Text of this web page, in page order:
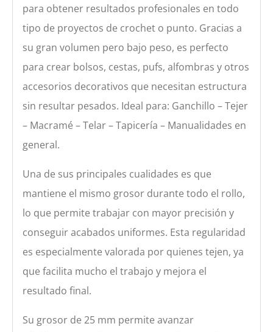
para obtener resultados profesionales en todo
tipo de proyectos de crochet o punto. Gracias a
su gran volumen pero bajo peso, es perfecto
para crear bolsos, cestas, pufs, alfombras y otros
accesorios decorativos que necesitan estructura
sin resultar pesados. Ideal para: Ganchillo – Tejer
– Macramé – Telar – Tapicería – Manualidades en
general.
Una de sus principales cualidades es que
mantiene el mismo grosor durante todo el rollo,
lo que permite trabajar con mayor precisión y
conseguir acabados uniformes. Esta regularidad
es especialmente valorada por quienes tejen, ya
que facilita mucho el trabajo y mejora el
resultado final.
Su grosor de 25 mm permite avanzar